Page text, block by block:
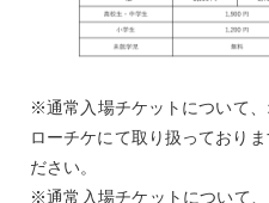
※通常入場チケットについて、
ローチケにて取り扱っており
ださい。
※通常入場チケットについて